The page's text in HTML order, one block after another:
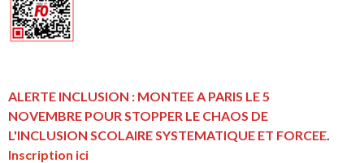
ALERTE INCLUSION : MONTEE A PARIS LE 5
NOVEMBRE POUR STOPPER LE CHAOS DE
L'INCLUSION SCOLAIRE SYSTEMATIQUE ET FORCEE
Inscription ici